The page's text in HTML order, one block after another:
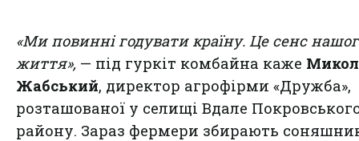
«Ми повинні годувати країну. Це сенс
життя», — під гуркіт комбайна каже
Жабський, директор агрофірми «Дружба»,
розташованої у селищі Вдале
району. Зараз фермери збирають